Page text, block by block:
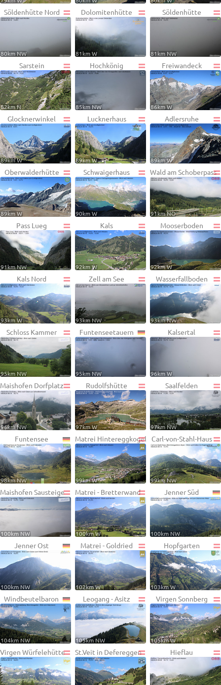
Söldenhütte Nord
80km NW
Dolomitenhütte
81km W
Söldenhütte
81km NW
Sarstein
82km N
Hochkönig
85km NW
Freiwandeck
86km W
Glocknerwinkel
89km W
Lucknerhaus
89km W
Adlersruhe
89km W
Oberwalderhütte
89km W
Schwaigerhaus
90km W
Wald am Schoberpass
91km NO
Pass Lueg
91km NW
Kals
92km W
Mooserboden
92km W
Kals Nord
93km W
Zell am See
93km NW
Wasserfallboden
93km NW
Schloss Kammer
95km NW
Funtenseetauern
95km NW
Kalsertal
96km W
Maishofen Dorfplatz
96km NW
Rudolfshütte
97km W
Saalfelden
97km NW
Funtensee
98km NW
Matrei Hintereggkogel
99km W
Carl-von-Stahl-Haus
99km NW
Maishofen Sausteige
100km NW
Matrei - Bretterwand
100km W
Jenner Süd
100km NW
Jenner Ost
100km NW
Matrei - Goldried
102km W
Hopfgarten
103km W
Windbeutelbaron
104km NW
Leogang - Asitz
105km NW
Virgen Sonnberg
105km W
Virgen Würfelehütte St.Veit in Defereggen Hieflau